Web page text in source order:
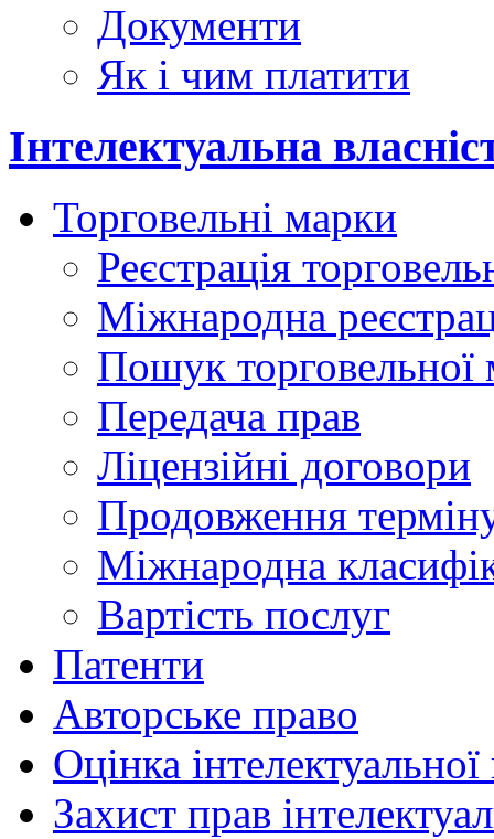
Документи
Як і чим платити
Інтелектуальна
Торговельні марки
Реєстрація
Міжнародна
Пошук торговельної
Передача прав
Ліцензійні договори
Продовження
Міжнародна
Вартість послуг
Патенти
Авторське право
Оцінка інтелектуальної
Захист прав